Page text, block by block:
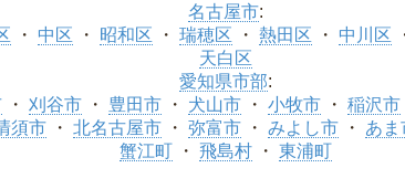
名古屋市:
中区 昭和区 瑞穂区 熱田区 中川区
天白区
愛知県市部:
刈谷市 豊田市 犬山市 小牧市 稲沢市
須市 北名古屋市 弥富市 みよし市 あま
蟹江町
飛島村 東浦町